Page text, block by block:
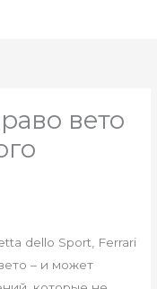
вето
dello Sport, Ferrari
– и может